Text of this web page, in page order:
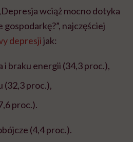
wciąż mocno dotyka
najczęściej
depresjijak:
i braku energii (34,3 proc.),
(32,3 proc.),
proc.).
(4,4 proc.).